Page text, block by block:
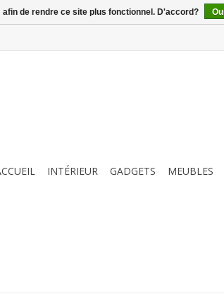
INTÉRIEUR GADGETS MEUBLES
de rendre ce site plus fonctionnel. D'accord?